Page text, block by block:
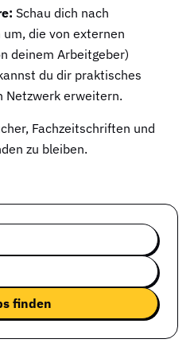
Schau dich nach
die von externen
deinem Arbeitgeber)
du dir praktisches
Netzwerk erweitern.
Fachzeitschriften und
zu bleiben.